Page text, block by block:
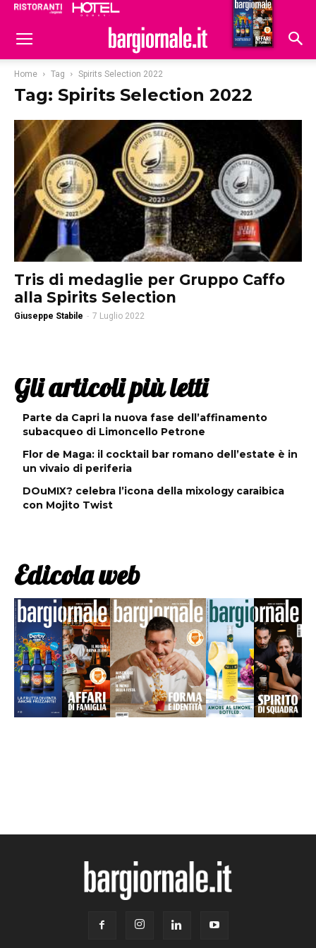
Hoteldomani
Home Tag Spirits Selection 2022
Tag: Spirits Selection 2022
Tris di medaglie per Gruppo Caffo
alla Spirits Selection
Giuseppe Stabile - 7 Luglio 2022
Gli articoli più letti
Parte da Capri la nuova fase dell’affinamento
subacqueo di Limoncello Petrone
Flor de Maga: il cocktail bar romano dell’estate è in
un vivaio di periferia
DOuMIX? celebra l’icona della mixology caraibica
con Mojito Twist
Edicola web